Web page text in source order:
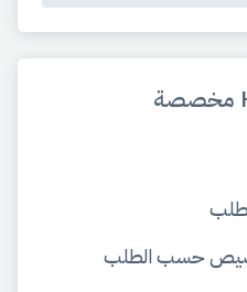
حسب الطلب